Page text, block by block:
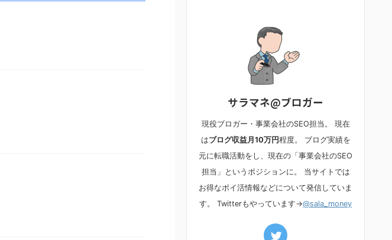
サラマネ@ブロガー
現役ブロガー・事業会社のSEO担当。 現在
はブログ収益月10万円程度。 ブログ実績を
元に転職活動をし、現在の「事業会社のSEO
担当」というポジションに。 当サイトでは
お得なポイ活情報などについて発信していま
す。 Twitterもやっています→@sala_money